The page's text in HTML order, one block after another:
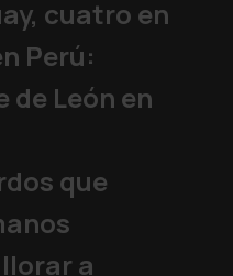
cuatro en
Perú:
León en
que
a